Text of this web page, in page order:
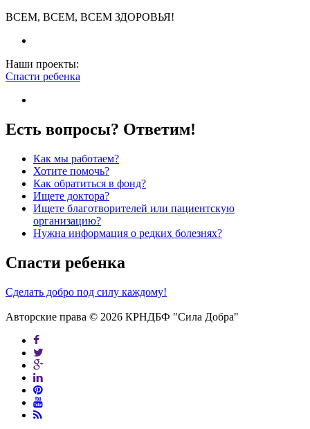
ВСЕМ, ВСЕМ, ВСЕМ ЗДОРОВЬЯ!
Наши проекты:
Спасти ребенка
Есть вопросы? Ответим!
Как мы работаем?
Хотите помочь?
Как обратиться в фонд?
Ищете доктора?
Ищете благотворителей или пациентскую
организацию?
Нужна информация о редких болезнях?
Спасти ребенка
Сделать добро под силу каждому!
Авторские права © 2026 КРНДБФ "Сила Добра"